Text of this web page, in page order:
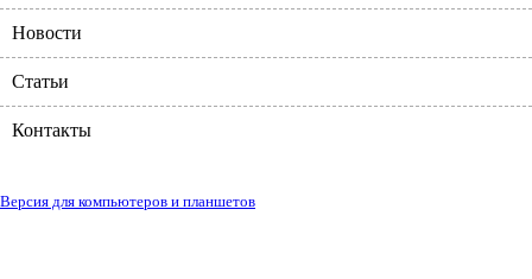
Новости
Статьи
Контакты
Версия для компьютеров и планшетов